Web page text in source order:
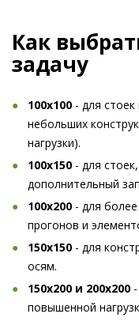
Как
задачу
100x100 - для
небольших
нагрузки).
100x150 - для
дополнительный
100x200 - для
прогонов и
150x150 - для
осям.
150x200 и 200x200
повышенной